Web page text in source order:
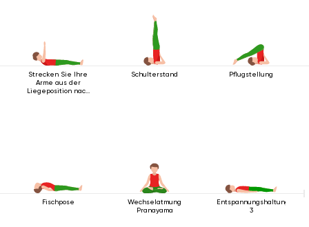
Strecken Sie Ihre
Arme aus der
Liegeposition nach
Schulterstand Pflugstellung
Fischpose
Wechselatmung
Pranayama
Entspannungshaltung
3